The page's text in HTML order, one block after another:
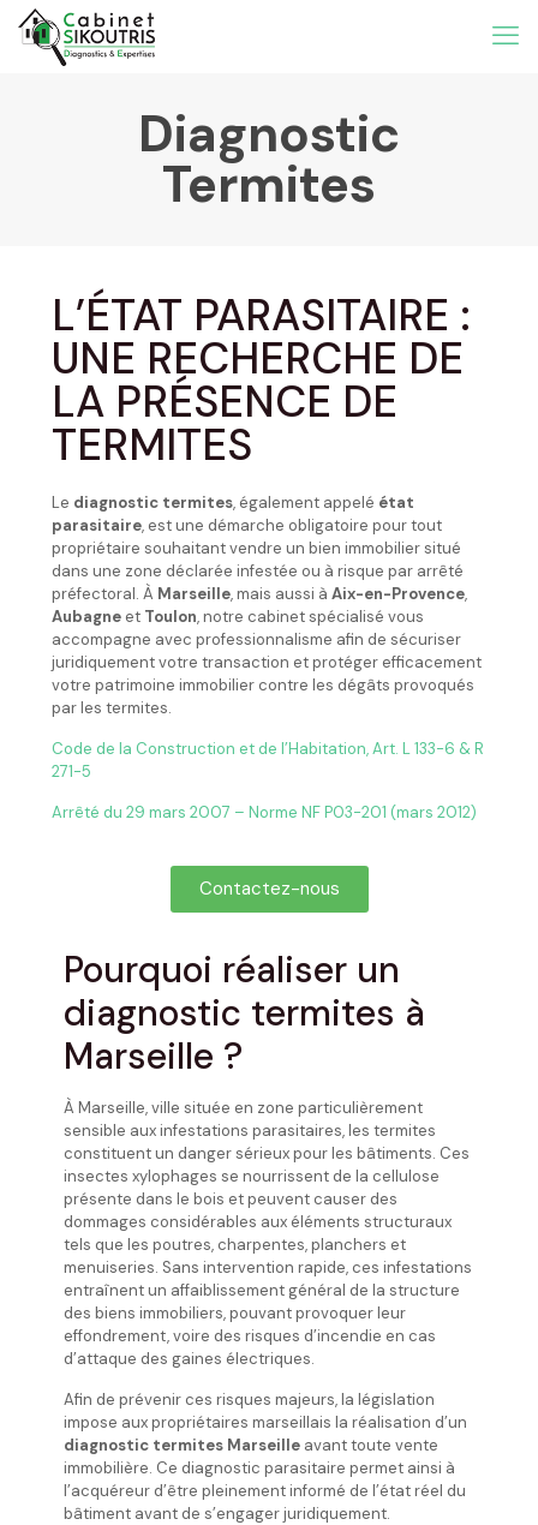
Diagnostic
Termites
L’ÉTAT PARASITAIRE :
UNE RECHERCHE DE
LA PRÉSENCE DE
TERMITES
Le diagnostic termites, également appelé état
parasitaire, est une démarche obligatoire pour tout
propriétaire souhaitant vendre un bien immobilier situé
dans une zone déclarée infestée ou à risque par arrêté
préfectoral. À Marseille, mais aussi à Aix-en-Provence,
Aubagne et Toulon, notre cabinet spécialisé vous
accompagne avec professionnalisme afin de sécuriser
juridiquement votre transaction et protéger efficacement
votre patrimoine immobilier contre les dégâts provoqués
par les termites.
Code de la Construction et de l’Habitation, Art. L 133-6 & R
271-5
Arrêté du 29 mars 2007 – Norme NF P03-201 (mars 2012)
Contactez-nous
Pourquoi réaliser un
diagnostic termites à
Marseille ?
À Marseille, ville située en zone particulièrement
sensible aux infestations parasitaires, les termites
constituent un danger sérieux pour les bâtiments. Ces
insectes xylophages se nourrissent de la cellulose
présente dans le bois et peuvent causer des
dommages considérables aux éléments structuraux
tels que les poutres, charpentes, planchers et
menuiseries. Sans intervention rapide, ces infestations
entraînent un affaiblissement général de la structure
des biens immobiliers, pouvant provoquer leur
effondrement, voire des risques d’incendie en cas
d’attaque des gaines électriques.
Afin de prévenir ces risques majeurs, la législation
impose aux propriétaires marseillais la réalisation d’un
diagnostic termites Marseille avant toute vente
immobilière. Ce diagnostic parasitaire permet ainsi à
l’acquéreur d’être pleinement informé de l’état réel du
bâtiment avant de s’engager juridiquement.